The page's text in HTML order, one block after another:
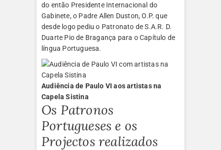
do então Presidente Internacional do
Gabinete, o Padre Allen Duston, O.P. que
desde logo pediu o Patronato de S.A.R. D.
Duarte Pio de Bragança para o Capítulo de
língua Portuguesa.
Audiência de Paulo VI aos artistas na
Capela Sistina
Os Patronos
Portugueses e os
Projectos realizados